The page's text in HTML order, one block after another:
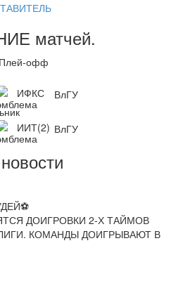
матчей.
Плей-офф
ИФКС
ВлГУ
ИИТ(2) ВлГУ
ДОИГРОВКИ 2-Х ТАЙМОВ
КОМАНДЫ ДОИГРЫВАЮТ В